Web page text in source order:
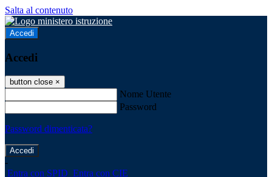
Salta al contenuto
Accedi
Accedi
button close ×
Nome Utente
Password
Password dimenticata?
-
Entra con SPID Entra con CIE